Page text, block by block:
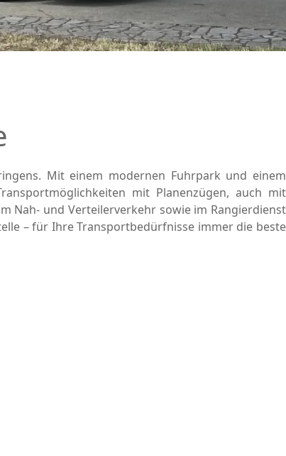
Mit einem modernen Fuhrpark und einem
mit Planenzügen, auch mit
Nah- und Verteilerverkehr sowie im Rangierdienst
– für Ihre Transportbedürfnisse immer die beste